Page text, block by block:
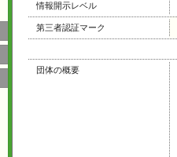
情報開示レベル
第三者認証マーク
団体の概要